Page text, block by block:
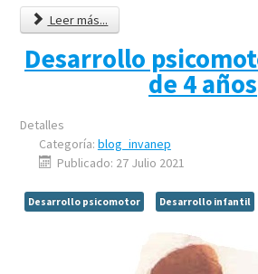
Leer más...
Desarrollo
de 4 años
Detalles
Categoría: blog_invanep
Publicado: 27 Julio 2021
Desarrollo psicomotor Desarrollo infantil